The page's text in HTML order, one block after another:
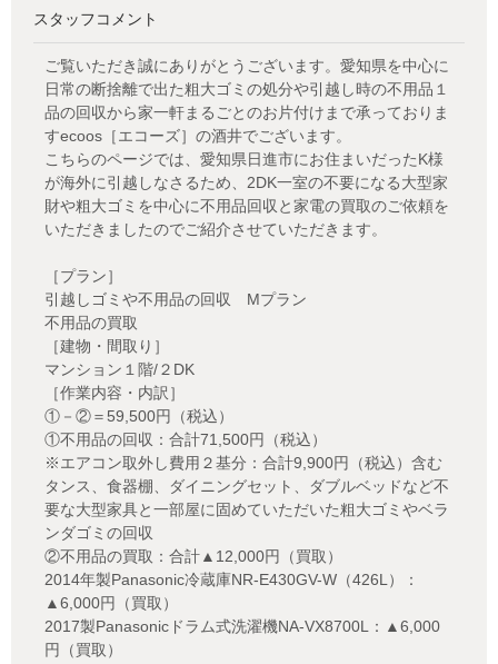
スタッフコメント
ご覧いただき誠にありがとうございます。愛知県を中心に
日常の断捨離で出た粗大ゴミの処分や引越し時の不用品１
品の回収から家一軒まるごとのお片付けまで承っておりま
すecoos［エコーズ］の酒井でございます。
こちらのページでは、愛知県日進市にお住まいだったK様
が海外に引越しなさるため、2DK一室の不要になる大型家
財や粗大ゴミを中心に不用品回収と家電の買取のご依頼を
いただきましたのでご紹介させていただきます。
［プラン］
引越しゴミや不用品の回収 Mプラン
不用品の買取
［建物・間取り］
マンション１階/２DK
［作業内容・内訳］
①－②＝59,500円（税込）
①不用品の回収：合計71,500円（税込）
※エアコン取外し費用２基分：合計9,900円（税込）含む
タンス、食器棚、ダイニングセット、ダブルベッドなど不
要な大型家具と一部屋に固めていただいた粗大ゴミやベラ
ンダゴミの回収
②不用品の買取：合計▲12,000円（買取）
2014年製Panasonic冷蔵庫NR-E430GV-W（426L）：
▲6,000円（買取）
2017製Panasonicドラム式洗濯機NA-VX8700L：▲6,000
円（買取）